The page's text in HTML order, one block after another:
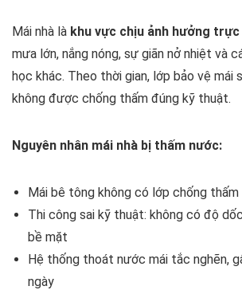
Mái nhà là khu vực chịu ảnh hưởng
mưa lớn, nắng nóng, sự giãn nở nhiệt và
học khác. Theo thời gian, lớp bảo vệ mái
không được chống thấm đúng kỹ thuật.
Nguyên nhân mái nhà bị thấm nước:
Mái bê tông không có lớp chống thấm
Thi công sai kỹ thuật: không có độ
bề mặt
Hệ thống thoát nước mái tắc nghẽn,
ngày